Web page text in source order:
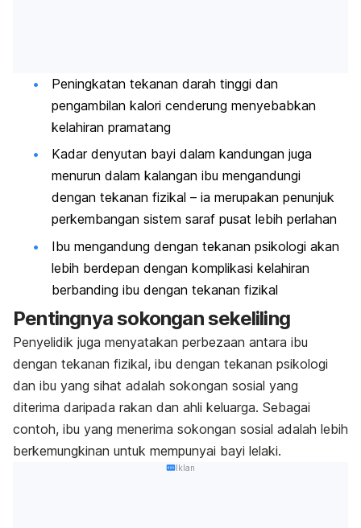
Peningkatan tekanan darah tinggi dan
pengambilan kalori cenderung menyebabkan
kelahiran pramatang
Kadar denyutan bayi dalam kandungan juga
menurun dalam kalangan ibu mengandungi
dengan tekanan fizikal – ia merupakan penunjuk
perkembangan sistem saraf pusat lebih perlahan
Ibu mengandung dengan tekanan psikologi akan
lebih berdepan dengan komplikasi kelahiran
berbanding ibu dengan tekanan fizikal
Pentingnya sokongan sekeliling
Penyelidik juga menyatakan perbezaan antara ibu
dengan tekanan fizikal, ibu dengan tekanan psikologi
dan ibu yang sihat adalah sokongan sosial yang
diterima daripada rakan dan ahli keluarga. Sebagai
contoh, ibu yang menerima sokongan sosial adalah lebih
berkemungkinan untuk mempunyai bayi lelaki.
Iklan